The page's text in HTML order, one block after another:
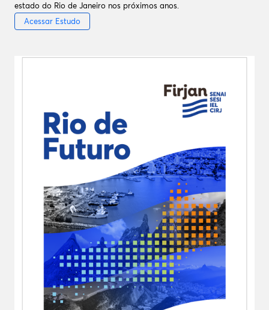
estado do Rio de Janeiro nos próximos anos.
Acessar Estudo